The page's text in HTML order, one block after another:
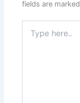
fields are marked
here..